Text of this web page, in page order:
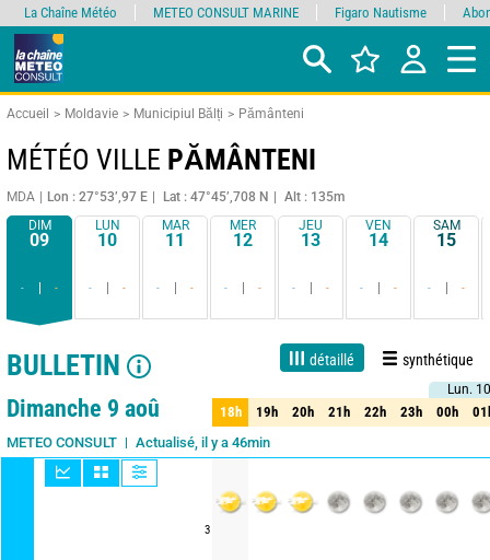
Accueil Moldavie Municipiul Bălți Pământeni
MÉTÉO VILLE PĂMÂNTENI
MDA Lon : 27°53’,97 E Lat : 47°45’,708 N
Alt : 135m
DIM
09
- -
LUN
10
- -
MAR
11
- -
MER
12
- -
JEU
13
- -
VEN
14
- -
SAM
15
- -
BULLETIN détaillé synthétique
1 jour 3 jours 7 jours 15 jours Fiabilité 90%
Dimanche 9 aoû
METEO CONSULT Actualisé, il y a 46min
3
Lun. 10
18h 19h 20h 21h 22h 23h 00h
Lun. 10
18h 19h 20h 21h 22h 23h 00h
La Chaîne Météo METEO CONSULT MARINE Figaro Nautisme